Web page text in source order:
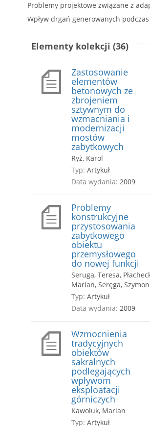
Elementy kolekcji (36)
Zastosowanie
elementów
betonowych ze
zbrojeniem
sztywnym do
wzmacniania i
modernizacji
mostów
zabytkowych
Ryż, Karol
Typ: Artykuł
Data wydania: 2009
Problemy
konstrukcyjne
przystosowania
zabytkowego
obiektu
przemysłowego
do nowej funkcji
Seruga, Teresa,
Marian, Seręga, Szymon
Typ: Artykuł
Data wydania: 2009
Wzmocnienia
tradycyjnych
obiektów
sakralnych
podlegających
wpływom
eksploatacji
górniczych
Kawoluk, Marian
Typ: Artykuł